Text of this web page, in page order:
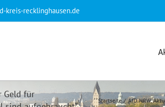
kreis-recklinghausen.de
Geld für
Startseite AfD NRW